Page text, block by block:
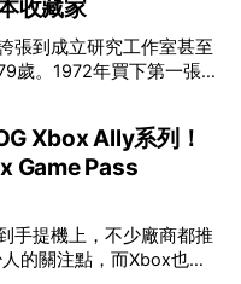
他的鏡頭同樣沒有轉向高
而若在英國聚焦於垃圾食
Parr只是忠實呈現
非一律集中於西九。由此
馬艦用地提出一項現代
誌作品Guggenheim
Gehry在亞洲首個項
撐，懸空90米高的玻璃博
成，佔地5萬平方米，滿
覽海港景觀。不過政府招
因此未被採納。 「中
收藏家
張到成立研究工作室甚至
歲。1972年買下第一張
1,400張名椅。除了椅
桌子、燈具、餐具等約
經常專程跑到大阪以欣賞
入首張椅子。椅子售價為
扣款，但對當時月薪僅4
Xbox Ally系列！
Game Pass
手提機上，不少廠商都推
的關注點，而Xbox也跳